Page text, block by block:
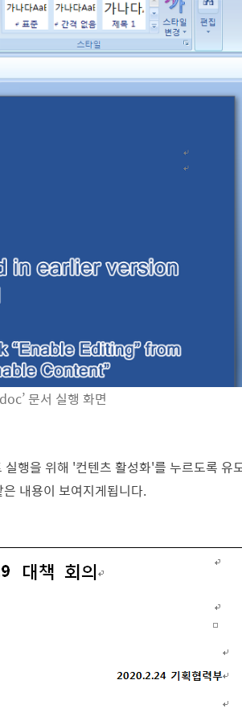
문서 실행 화면
행을 위해 '컨텐츠 활성화'를 누르도록 유
내용이 보여지게됩니다.